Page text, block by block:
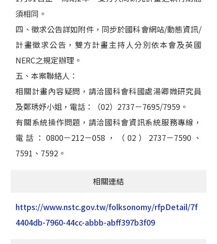
須相同。
四、徵求公告詳如附件，同步於國科會網站/動態資訊/
計畫徵求公告，雙方計畫主持人分別依本會及英國
NERC之規定辦理。
五、本案聯絡人：
相關計畫內容疑問，請洽國科會科國處湯卿媺研究員
及鄭琇妤小姐，電話：（02）2737－7695/7959。
有關系統操作問題，請洽國科會資訊系統服務專線，
電話：0800－212－058，（02）2737－7590、
7591、7592。
相關連結
https://www.nstc.gov.tw/folksonomy/rfpDetail/7f
4404db-7960-44cc-abbb-abff397b3f09